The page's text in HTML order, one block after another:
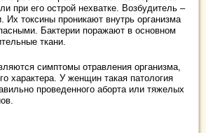
при его острой нехватке. Возбудитель –
Их токсины проникают внутрь организма
Бактерии поражают в основном
ткани.
симптомы отравления организма,
характера. У женщин такая патология
проведенного аборта или тяжелых